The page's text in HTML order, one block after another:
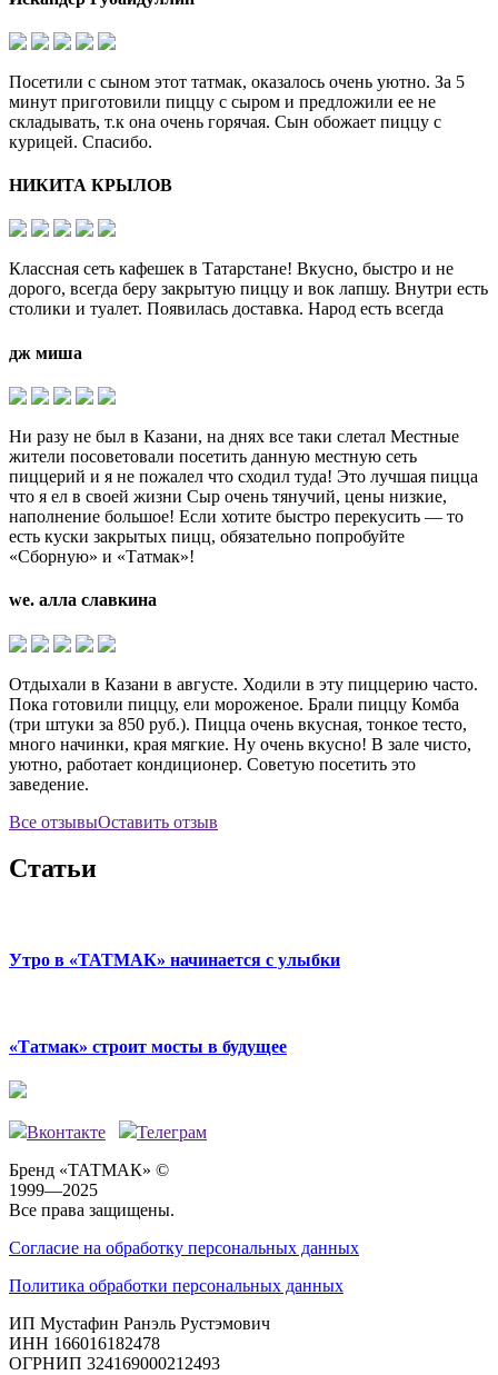
Посетили с сыном этот татмак, оказалось очень уютно. За 5
минут приготовили пиццу с сыром и предложили ее не
складывать, т.к она очень горячая. Сын обожает пиццу с
курицей. Спасибо.
НИКИТА КРЫЛОВ
Классная сеть кафешек в Татарстане! Вкусно, быстро и не
дорого, всегда беру закрытую пиццу и вок лапшу. Внутри есть
столики и туалет. Появилась доставка. Народ есть всегда
дж миша
Ни разу не был в Казани, на днях все таки слетал Местные
жители посоветовали посетить данную местную сеть
пиццерий и я не пожалел что сходил туда! Это лучшая пицца
что я ел в своей жизни Сыр очень тянучий, цены низкие,
наполнение большое! Если хотите быстро перекусить — то
есть куски закрытых пицц, обязательно попробуйте
«Сборную» и «Татмак»!
we. алла славкина
Отдыхали в Казани в августе. Ходили в эту пиццерию часто.
Пока готовили пиццу, ели мороженое. Брали пиццу Комба
(три штуки за 850 руб.). Пицца очень вкусная, тонкое тесто,
много начинки, края мягкие. Ну очень вкусно! В зале чисто,
уютно, работает кондиционер. Советую посетить это
заведение.
Все отзывыОставить отзыв
Статьи
Утро в «ТАТМАК» начинается с улыбки
«Татмак» строит мосты в будущее
Вконтакте
Телеграм
Бренд «ТАТМАК» ©
1999—2025
Все права защищены.
Согласие на обработку персональных данных
Политика обработки персональных данных
ИП Мустафин Ранэль Рустэмович
ИНН 166016182478
ОГРНИП 324169000212493